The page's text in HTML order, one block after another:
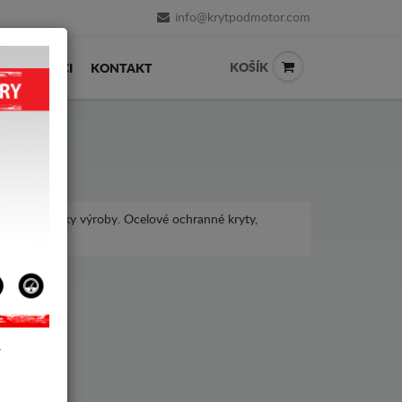
info@krytpodmotor.com
PRODEJCI KONTAKT KOŠÍK
různé roky výroby. Ocelové ochranné kryty,
BJ40.